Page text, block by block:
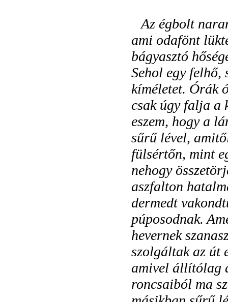
Az égbolt
ami odafönt
bágyasztó
Sehol egy felhő,
kíméletet. Órák
csak úgy falja a
eszem, hogy a
sűrű lével,
fülsértőn, mint
nehogy
aszfalton
dermedt
púposodnak.
hevernek
szolgáltak az út
amivel állítólag
roncsaiból ma